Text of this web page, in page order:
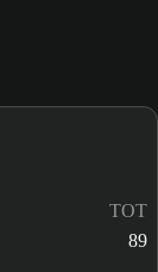
TOT
89